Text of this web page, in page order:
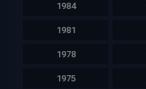
1984
1981
1978
1975